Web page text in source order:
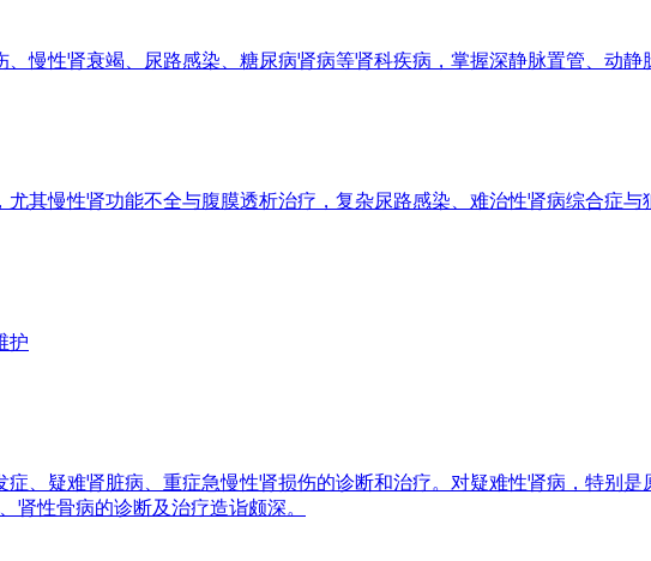
、慢性肾衰竭、尿路感染、糖尿病肾病等肾科疾病，掌握深静脉置管、动
其慢性肾功能不全与腹膜透析治疗，复杂尿路感染、难治性肾病综合症与
护
症、疑难肾脏病、重症急慢性肾损伤的诊断和治疗。对疑难性肾病，特别
肾性骨病的诊断及治疗造诣颇深。